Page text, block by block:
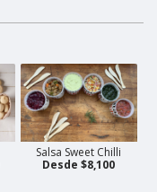
Salsa Sweet Chilli
Desde $8,100